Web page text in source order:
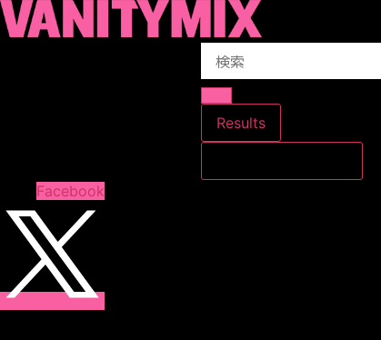
コ
ン
プ
Search
Results
Facebook